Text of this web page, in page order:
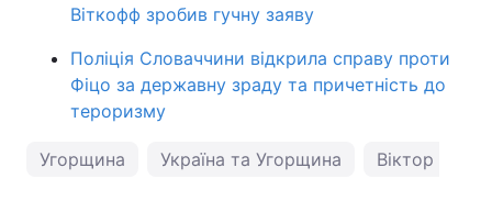
Віткофф зробив гучну заяву
Поліція Словаччини відкрила справу проти
Фіцо за державну зраду та причетність до
тероризму
Угорщина Україна та Угорщина Віктор Орбан